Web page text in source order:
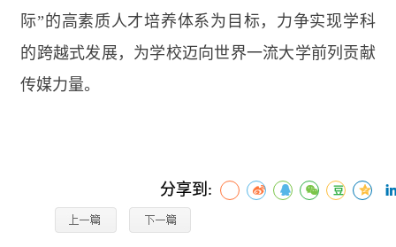
际”的高素质人才培养体系为目标，力争实现学科
的跨越式发展，为学校迈向世界一流大学前列贡献
传媒力量。
分享到: